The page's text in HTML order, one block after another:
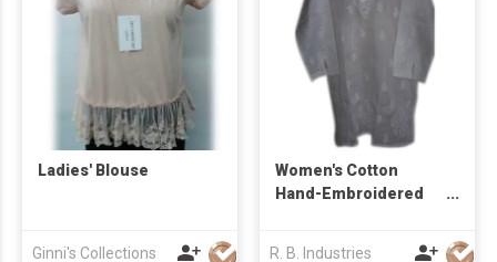
Ladies' Blouse
Ginni's Collections
Women's Cotton
Hand-Embroidered
R. B. Industries